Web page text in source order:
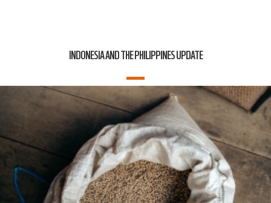
INDONESIA AND THE PHILIPPINES UPDATE